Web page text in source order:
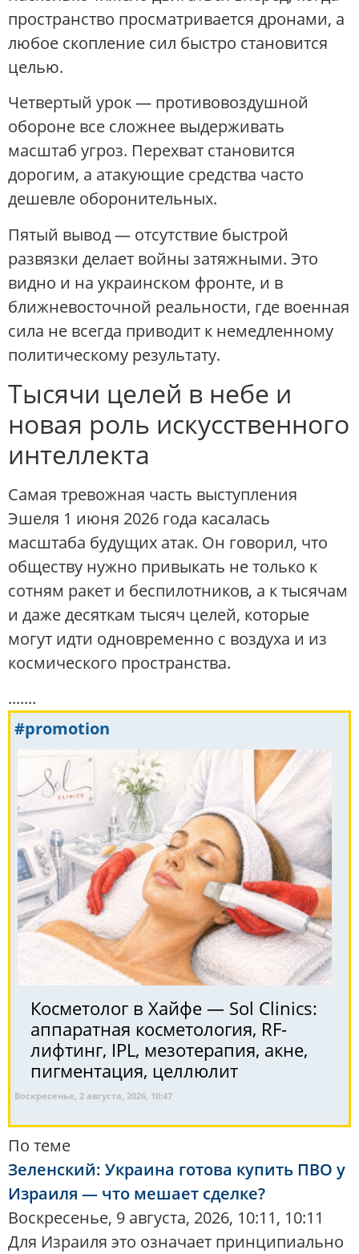
пространство просматривается дронами, а
любое скопление сил быстро становится
целью.
Четвертый урок — противовоздушной
обороне все сложнее выдерживать
масштаб угроз. Перехват становится
дорогим, а атакующие средства часто
дешевле оборонительных.
Пятый вывод — отсутствие быстрой
развязки делает войны затяжными. Это
видно и на украинском фронте, и в
ближневосточной реальности, где военная
сила не всегда приводит к немедленному
политическому результату.
Тысячи целей в небе и
новая роль искусственного
интеллекта
Самая тревожная часть выступления
Эшеля 1 июня 2026 года касалась
масштаба будущих атак. Он говорил, что
обществу нужно привыкать не только к
сотням ракет и беспилотников, а к тысячам
и даже десяткам тысяч целей, которые
могут идти одновременно с воздуха и из
космического пространства.
.......
#promotion
Косметолог в Хайфе — Sol Clinics:
аппаратная косметология, RF-
лифтинг, IPL, мезотерапия, акне,
пигментация, целлюлит
Воскресенье, 2 августа, 2026, 10:47
По теме
Зеленский: Украина готова купить ПВО у
Израиля — что мешает сделке?
Воскресенье, 9 августа, 2026, 10:11, 10:11
Для Израиля это означает принципиально